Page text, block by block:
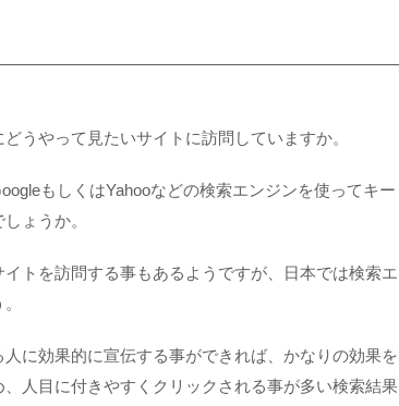
うやって見たいサイトに訪問していますか。
もしくはYahooなどの検索エンジンを使ってキー
ょうか。
トを訪問する事もあるようですが、日本では検索エ
に効果的に宣伝する事ができれば、かなりの効果を
人目に付きやすくクリックされる事が多い検索結果